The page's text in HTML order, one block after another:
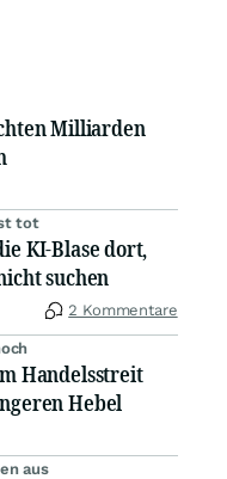
Milliarden
tot
KI-Blase dort,
suchen
2 Kommentare
Handelsstreit
Hebel
aus